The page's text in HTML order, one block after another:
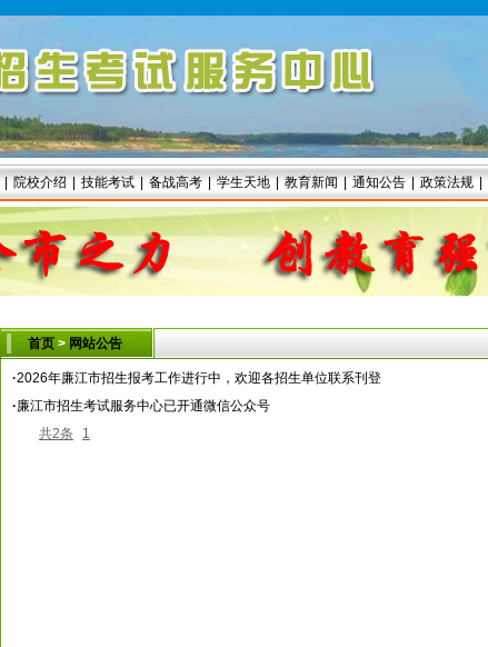
院校介绍 技能考试 备战高考 学生天地 教育新闻 通知公告 政策法规
首页 > 网站公告
·2026年廉江市招生报考工作进行中，欢迎各招生单位联系刊登
·廉江市招生考试服务中心已开通微信公众号
共2条
1